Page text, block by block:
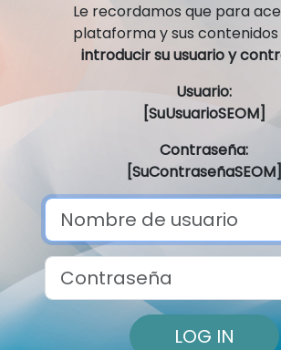
Le recordamos que para
plataforma y sus
introducir su usuario y
Usuario:
[SuUsuarioSEOM]
Contraseña:
[SuContraseñaSEOM]
LOG IN